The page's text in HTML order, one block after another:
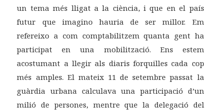
un tema més lligat a la ciència, i que en el país
futur que imagino hauria de ser millor. Em
refereixo a com comptabilitzem quanta gent ha
participat en una mobilització. Ens estem
acostumant a llegir als diaris forquilles cada cop
més amples. El mateix 11 de setembre passat la
guàrdia urbana calculava una participació d’un
milió de persones, mentre que la delegació del